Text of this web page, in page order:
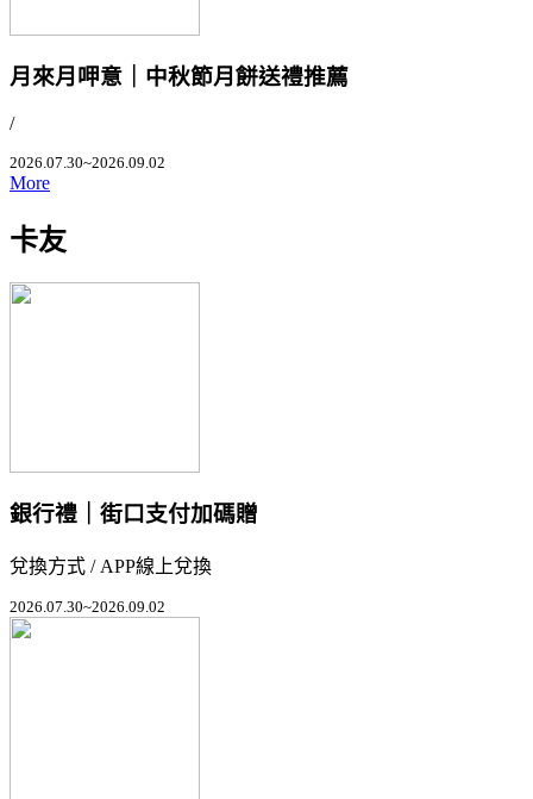
月來月呷意｜中秋節月餅送禮推薦
/
2026.07.30~2026.09.02
More
卡友
銀行禮｜街口支付加碼贈
兌換方式 / APP線上兌換
2026.07.30~2026.09.02